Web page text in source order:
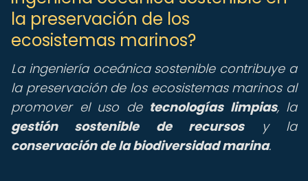
la preservación de los
ecosistemas marinos?
La ingeniería oceánica sostenible contribuye a
la preservación de los ecosistemas marinos al
promover el uso de tecnologías limpias, la
gestión sostenible de recursosy la
conservación de la biodiversidad marina.